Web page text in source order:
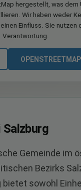
hergestellt, was dem
Wir haben weder
Einfluss. Sie nutzen
Verantwortung.
Salzburg
Gemeinde im
Bezirks
bietet sowohl